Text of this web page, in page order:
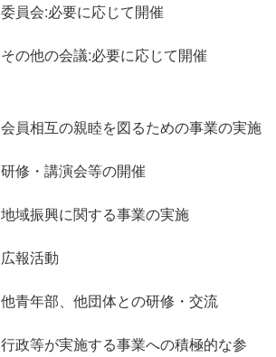
委員会:必要に応じて開催
その他の会議:必要に応じて開催
会員相互の親睦を図るための事業の実施
研修・講演会等の開催
地域振興に関する事業の実施
広報活動
他青年部、他団体との研修・交流
行政等が実施する事業への積極的な参